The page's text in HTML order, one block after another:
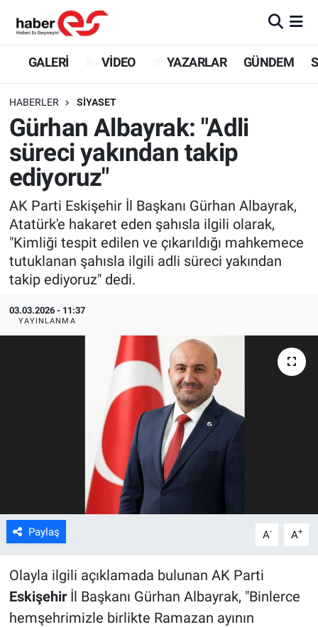
GALERİ VİDEO YAZARLAR GÜNDEM
HABERLER SİYASET
Gürhan Albayrak: "Adli
süreci yakından takip
ediyoruz"
AK Parti Eskişehir İl Başkanı Gürhan Albayrak,
Atatürk'e hakaret eden şahısla ilgili olarak,
"Kimliği tespit edilen ve çıkarıldığı mahkemece
tutuklanan şahısla ilgili adli süreci yakından
takip ediyoruz" dedi.
03.03.2026 - 11:37
YAYINLANMA
Paylaş A- A+
Olayla ilgili açıklamada bulunan AK Parti
Eskişehirİl Başkanı Gürhan Albayrak, "Binlerce
hemşehrimizle birlikte Ramazan ayının
GALERİ
YAZARLAR
GÜNDEM
SİYASET
TEKNOLOJİ
EKONOMİ
SPOR
Eskişehir Nöbetçi Eczaneler
Eskişehir Trafik Yoğunluk Haritası
Süper Lig Puan Durumu ve Fikstür
Tüm Manşetler
Son Dakika Haberleri
Haber Arşivi